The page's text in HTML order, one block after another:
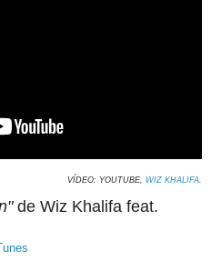
VÍDEO: YOUTUBE, WIZ KHALIFA
de Wiz Khalifa feat.